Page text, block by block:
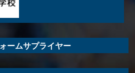
ームサプライヤー